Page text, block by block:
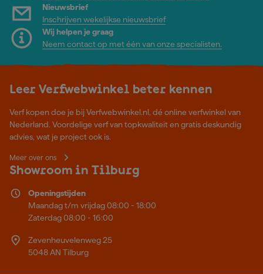
Nieuwsbrief
Inschrijven wekelijkse nieuwsbrief
Wij helpen je graag
Neem contact op met één van onze specialisten.
Leer Verfwebwinkel beter kennen
Verf kopen doe je bij Verfwebwinkel.nl, dé online verfwinkel van
Nederland. Voordelige verf van topkwaliteit en gratis deskundig
advies, wat je project ook is.
Meer over ons
Showroom in Tilburg
Openingstijden
Maandag t/m vrijdag 08:00 - 18:00
Zaterdag 08:00 - 16:00
Zevenheuvelenweg 25
5048 AN Tilburg